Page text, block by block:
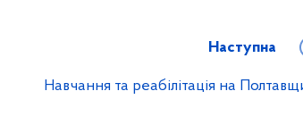
Наступна
Навчання та реабілітація на